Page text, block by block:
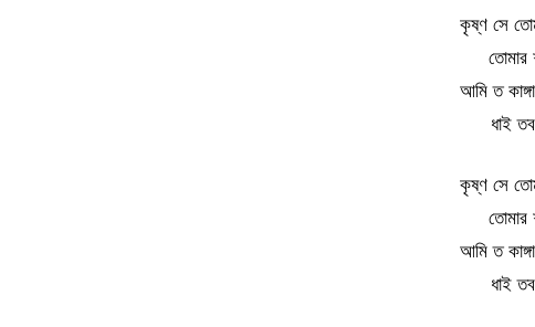
কৃষ্ণ সে
আমি ত
ধাই
কৃষ্ণ সে
আমি ত
ধাই